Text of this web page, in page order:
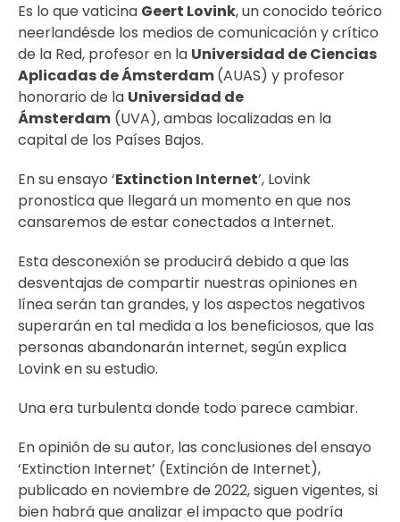
Es lo que vaticina Geert Lovink, un conocido teórico
neerlandésde los medios de comunicación y crítico
de la Red, profesor en la Universidad de Ciencias
Aplicadas de Ámsterdam(AUAS) y profesor
honorario de la Universidad de
Ámsterdam (UVA), ambas localizadas en la
capital de los Países Bajos.
En su ensayo ‘Extinction Internet’, Lovink
pronostica que llegará un momento en que nos
cansaremos de estar conectados a Internet.
Esta desconexión se producirá debido a que las
desventajas de compartir nuestras opiniones en
línea serán tan grandes, y los aspectos negativos
superarán en tal medida a los beneficiosos, que las
personas abandonarán internet, según explica
Lovink en su estudio.
Una era turbulenta donde todo parece cambiar.
En opinión de su autor, las conclusiones del ensayo
‘Extinction Internet’ (Extinción de Internet),
publicado en noviembre de 2022, siguen vigentes, si
bien habrá que analizar el impacto que podría